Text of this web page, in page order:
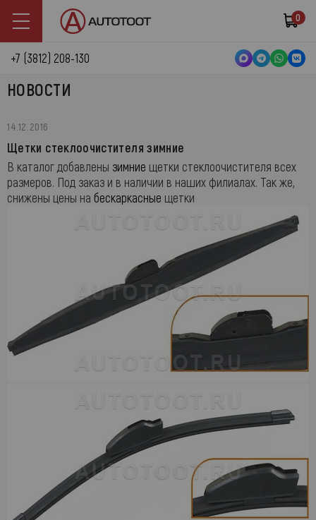
0
+7 (3812) 208-130
НОВОСТИ
14.12.2016
Щетки стеклоочистителя зимние
В каталог добавлены зимние щетки стеклоочистителя всех
размеров. Под заказ и в наличии в наших филиалах. Так же,
снижены цены на бескаркасные щетки